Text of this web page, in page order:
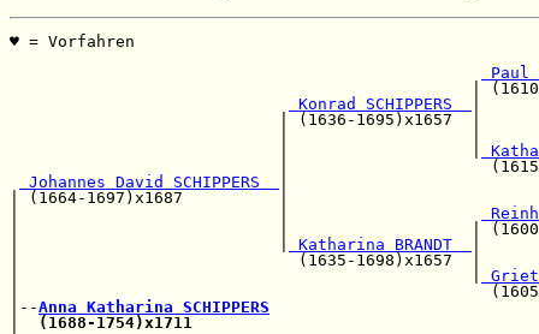
♥ =
|
Konrad SCHIPPERS
| (1636-
|
Johannes David SCHIPPERS
| (1664-1697)x1687          |
|                           |
Katharina BRANDT
|                             (1635-
|
|--Anna Katharina SCHIPPERS
(1688-1754)x1711